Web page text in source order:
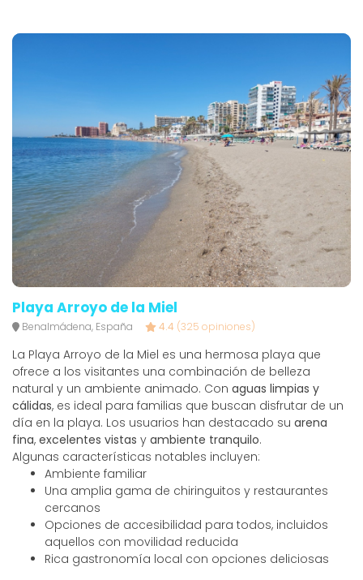
Playa Arroyo de la Miel
Benalmádena, España 4.4 (325 opiniones)
La Playa Arroyo de la Miel es una hermosa playa que
ofrece a los visitantes una combinación de belleza
natural y un ambiente animado. Con aguas limpias y
cálidas, es ideal para familias que buscan disfrutar de un
día en la playa. Los usuarios han destacado su arena
fina, excelentes vistas y ambiente tranquilo.
Algunas características notables incluyen:
Ambiente familiar
Una amplia gama de chiringuitos y restaurantes
cercanos
Opciones de accesibilidad para todos, incluidos
aquellos con movilidad reducida
Rica gastronomía local con opciones deliciosas